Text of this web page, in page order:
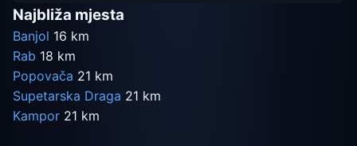
Najbliža mjesta
Banjol 16 km
Rab 18 km
Popovača 21 km
Supetarska Draga 21 km
Kampor 21 km